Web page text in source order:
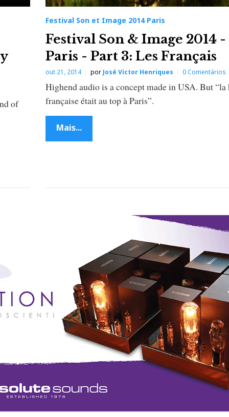
of
Festival Son et Image 2014 Paris
Festival Son & Image 2014 -
Paris - Part 3: Les Français
out 21, 2014 por José Victor Henriques 0 Comentários
Highend audio is a concept made in USA. But
française était au top à Paris”.
Mais...